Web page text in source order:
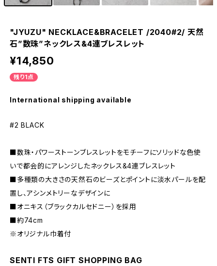
"JYUZU" NECKLACE&BRACELET /2040#2/ 天然
石”数珠”ネックレス&4連ブレスレット
¥14,850
残り1点
International shipping available
#2 BLACK
■数珠・パワーストーンブレスレットをモチーフにソリッドな色使
いで都会的にアレンジしたネックレス&4連ブレスレット
■多種類の大きさの天然石のビーズとポイントに淡水パールを配
置し、アシンメトリーなデザインに
■オニキス（ブラックカルセドニー）を採用
■約74cm
※オリジナル巾着付
SENTI FTS GIFT SHOPPING BAG